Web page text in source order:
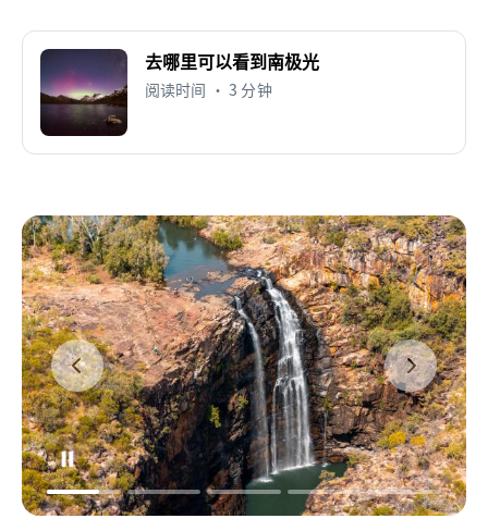
去哪里可以看到南极光
阅读时间 • 3 分钟